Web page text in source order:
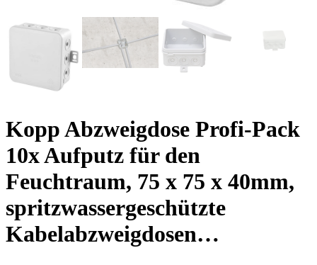
Kopp Abzweigdose Profi-Pack
10x Aufputz für den
Feuchtraum, 75 x 75 x 40mm,
spritzwassergeschützte
Kabelabzweigdosen…